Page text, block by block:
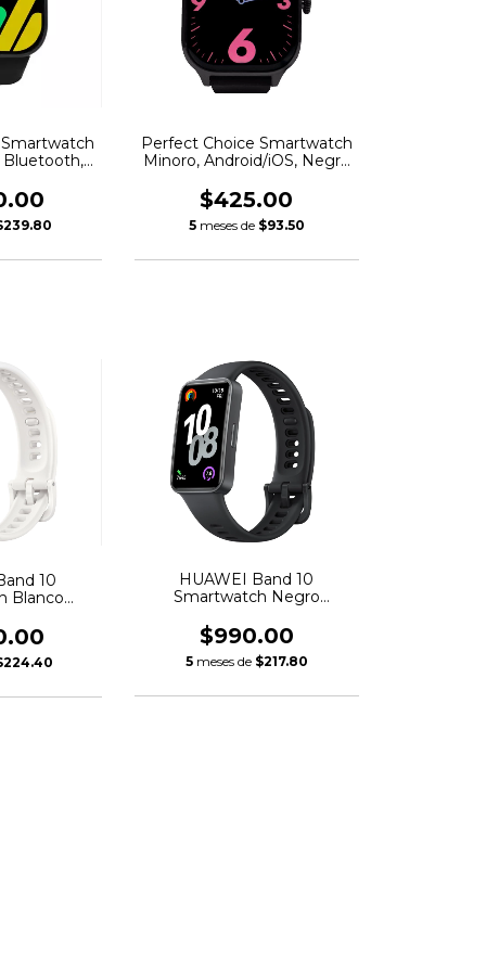
Bluetooth,
Perfect Choice Smartwatch
Minoro, Android/iOS, Negro
$425.00
5 meses de $93.50
10
Blanco
HUAWEI Band 10
Smartwatch Negro
$990.00
5 meses de $217.80